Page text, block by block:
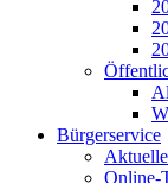
Bürgerservice
Online-